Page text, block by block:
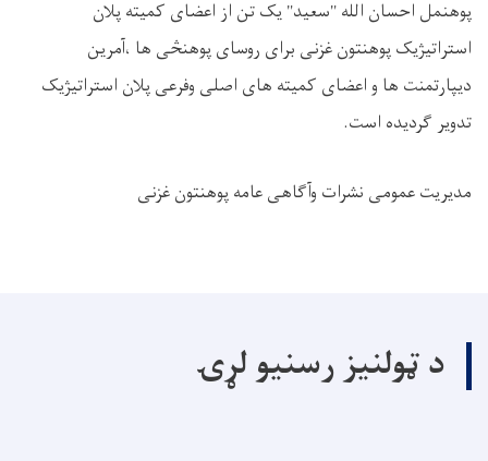
پوهنمل احسان الله "سعید" یک تن از اعضای کمیته پلان
استراتیژیک پوهنتون غزنی برای روسای پوهنڅی ها ،آمرین
دیپارتمنت ها و اعضای کمیته های اصلی وفرعی پلان استراتیژیک
تدویر گردیده است.
مدیریت عمومی نشرات وآگاهی عامه پوهنتون غزنی
د ټولنیز رسنیو لړۍ